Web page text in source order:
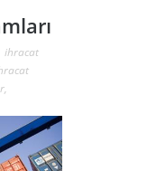
ihracat
,